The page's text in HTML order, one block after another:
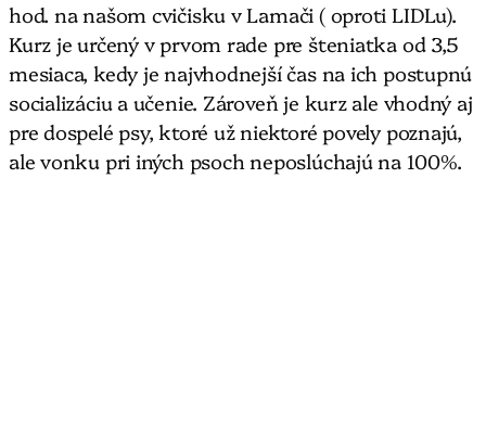
hod. na našom cvičisku v Lamači ( oproti LIDLu).
Kurz je určený v prvom rade pre šteniatka od 3,5
mesiaca, kedy je najvhodnejší čas na ich postupnú
socializáciu a učenie. Zároveň je kurz ale vhodný aj
pre dospelé psy, ktoré už niektoré povely poznajú,
ale vonku pri iných psoch neposlúchajú na 100%.